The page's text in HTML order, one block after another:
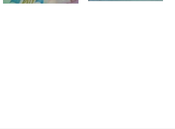
岩国の「いろやギャラリー」の企画展